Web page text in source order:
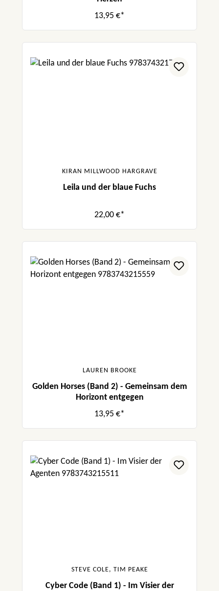
13,95 €*
KIRAN MILLWOOD HARGRAVE
Leila und der blaue Fuchs
22,00 €*
LAUREN BROOKE
Golden Horses (Band 2) - Gemeinsam dem
Horizont entgegen
13,95 €*
STEVE COLE, TIM PEAKE
Cyber Code (Band 1) - Im Visier der